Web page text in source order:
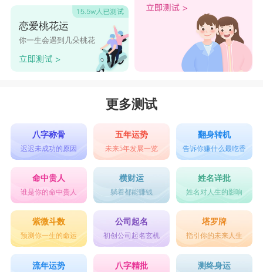
杨姓宝宝取名大全：
【杨晨曦】— 寓意晨光初现，象征着新的开始与
希望。
【杨思远】— 寓意思考深远，象征着智慧与远
梦想。
【杨俊逸】— 寓意俊秀而洒脱，象征着才华与风
度。
【杨涵煜】— 寓意涵养与光辉，象征着内涵与魅
力。
【杨志恒】— 寓意志向坚定，象征着信念与坚
持。
恋爱桃花运
你一生会遇到几朵桃花
更多测试
八字称骨
迟迟未成功的原因
五年运势
未来5年发展一览
翻身转机
告诉你赚什么最吃香
命中贵人
谁是你的命中贵人
横财运
躺着都能赚钱
姓名详批
姓名对人生的影响
紫微斗数
预测你一生的命运
公司起名
初创公司起名玄机
塔罗牌
指引你的未来人生
流年运势 八字精批 测终身运